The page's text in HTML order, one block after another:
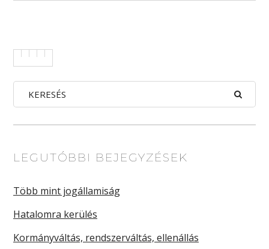
LEGUTÓBBI BEJEGYZÉSEK
Több mint jogállamiság
Hatalomra kerülés
Kormányváltás, rendszerváltás, ellenállás